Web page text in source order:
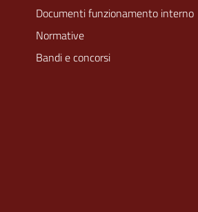
Documenti funzionamento interno
Normative
Bandi e concorsi